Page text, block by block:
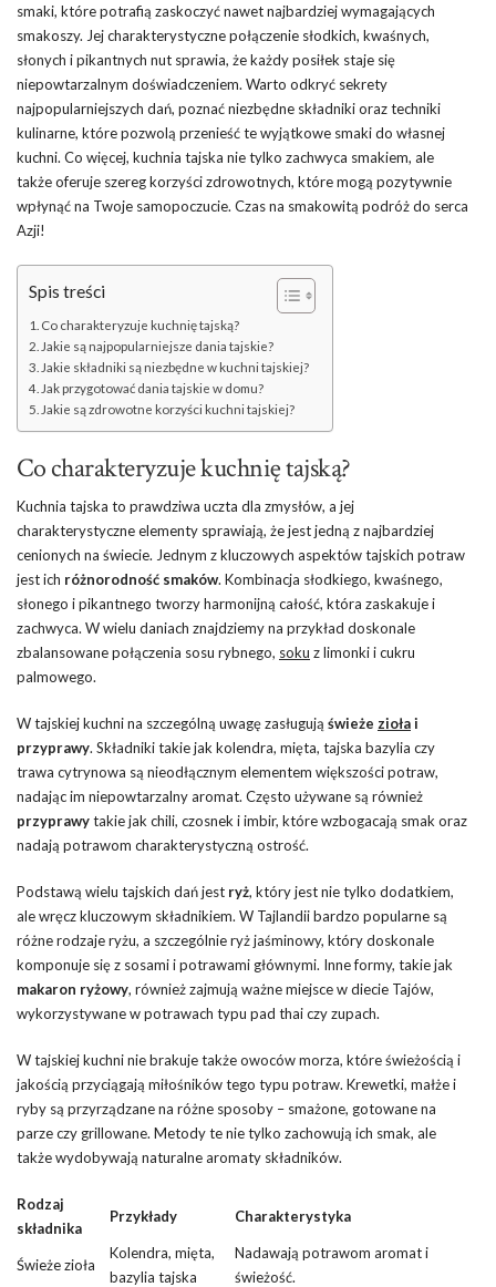
smaki, które potrafią zaskoczyć nawet najbardziej wymagających
smakoszy. Jej charakterystyczne połączenie słodkich, kwaśnych,
słonych i pikantnych nut sprawia, że każdy posiłek staje się
niepowtarzalnym doświadczeniem. Warto odkryć sekrety
najpopularniejszych dań, poznać niezbędne składniki oraz techniki
kulinarne, które pozwolą przenieść te wyjątkowe smaki do własnej
kuchni. Co więcej, kuchnia tajska nie tylko zachwyca smakiem, ale
także oferuje szereg korzyści zdrowotnych, które mogą pozytywnie
wpłynąć na Twoje samopoczucie. Czas na smakowitą podróż do serca
Azji!
Spis treści
Co charakteryzuje kuchnię tajską?
Jakie są najpopularniejsze dania tajskie?
Jakie składniki są niezbędne w kuchni tajskiej?
Jak przygotować dania tajskie w domu?
Jakie są zdrowotne korzyści kuchni tajskiej?
Co charakteryzuje kuchnię tajską?
Kuchnia tajska to prawdziwa uczta dla zmysłów, a jej
charakterystyczne elementy sprawiają, że jest jedną z najbardziej
cenionych na świecie. Jednym z kluczowych aspektów tajskich potraw
jest ich różnorodność smaków. Kombinacja słodkiego, kwaśnego,
słonego i pikantnego tworzy harmonijną całość, która zaskakuje i
zachwyca. W wielu daniach znajdziemy na przykład doskonale
zbalansowane połączenia sosu rybnego, soku z limonki i cukru
palmowego.
W tajskiej kuchni na szczególną uwagę zasługują świeże ziołai
przyprawy. Składniki takie jak kolendra, mięta, tajska bazylia czy
trawa cytrynowa są nieodłącznym elementem większości potraw,
nadając im niepowtarzalny aromat. Często używane są również
przyprawytakie jak chili, czosnek i imbir, które wzbogacają smak oraz
nadają potrawom charakterystyczną ostrość.
Podstawą wielu tajskich dań jest ryż, który jest nie tylko dodatkiem,
ale wręcz kluczowym składnikiem. W Tajlandii bardzo popularne są
różne rodzaje ryżu, a szczególnie ryż jaśminowy, który doskonale
komponuje się z sosami i potrawami głównymi. Inne formy, takie jak
makaron ryżowy, również zajmują ważne miejsce w diecie Tajów,
wykorzystywane w potrawach typu pad thai czy zupach.
W tajskiej kuchni nie brakuje także owoców morza, które świeżością i
jakością przyciągają miłośników tego typu potraw. Krewetki, małże i
ryby są przyrządzane na różne sposoby – smażone, gotowane na
parze czy grillowane. Metody te nie tylko zachowują ich smak, ale
także wydobywają naturalne aromaty składników.
Rodzaj
składnika
Przykłady Charakterystyka
Świeże zioła
Kolendra, mięta,
bazylia tajska
Nadawają potrawom aromat i
świeżość.